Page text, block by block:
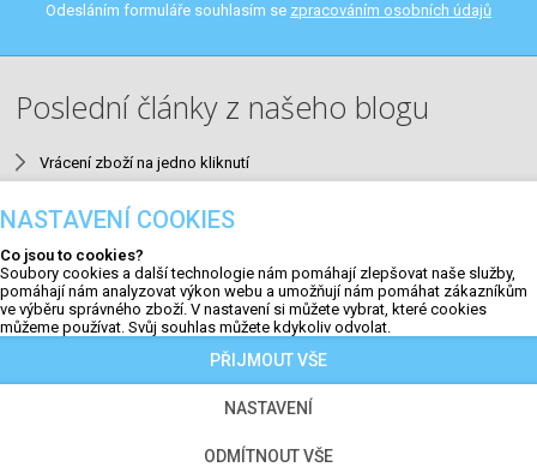
Odesláním formuláře souhlasím se zpracováním osobních údajů
Poslední články z našeho blogu
Vrácení zboží na jedno kliknutí
Aktualizace #23
QR kódy na faktuře a výzvy k úhradě
Nastavení cookies
Tento web je chráněn službou reCAPTCHA a platí pro něj
NASTAVENÍ COOKIES
Co jsou to cookies?
Soubory cookies a další technologie nám pomáhají zlepšovat naše služby,
pomáhají nám analyzovat výkon webu a umožňují nám pomáhat zákazníkům
ve výběru správného zboží. V nastavení si můžete vybrat, které cookies
můžeme používat. Svůj souhlas můžete kdykoliv odvolat.
ODMÍTNOUT VŠE
NASTAVENÍ
PŘIJMOUT VŠE